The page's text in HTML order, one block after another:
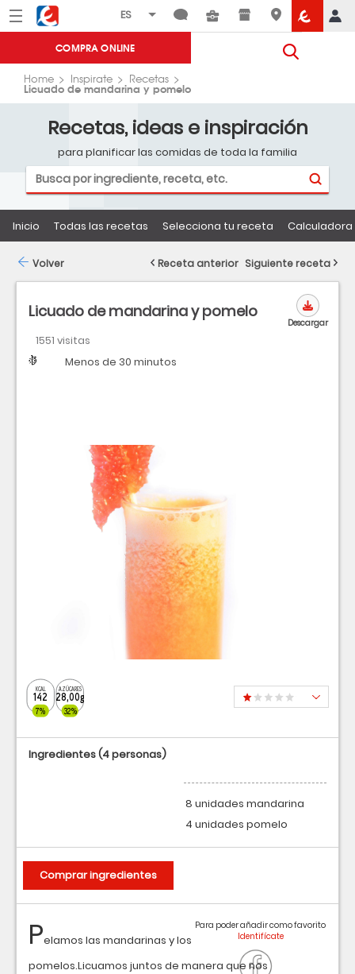
Menú Eroski
COMPRA ONLINE
Home Inspirate Recetas
Licuado de mandarina y pomelo
Recetas, ideas e inspiración
para planificar las comidas de toda la familia
Inicio Todas las recetas Selecciona tu receta
Licuado de mandarina y pomelo
1551 visitas
Dificultad
Tiempo Menos de 30 minutos
Descargar
KCAL
142
7%
AZÚCARES
28,00g
32%
Pelamos las mandarinas y los
pomelos.Licuamos juntos de manera que nos
Para poder añadir como favorito
Ingredientes(4 personas)
8 unidades mandarina
4 unidades pomelo
Comprar ingredientes
Volver Receta anterior Siguiente receta